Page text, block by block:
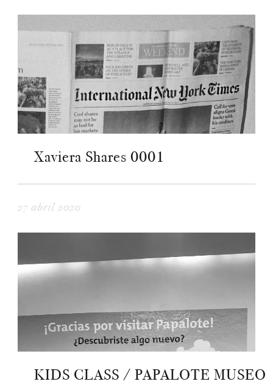
Xaviera Shares 0001
27 abril 2020
KIDS CLASS / PAPALOTE MUSEO